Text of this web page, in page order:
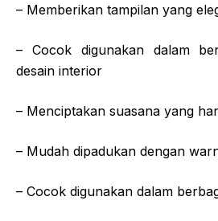
– Memberikan tampilan yang
– Cocok digunakan dalam
desain interior
– Menciptakan suasana yang
– Mudah dipadukan dengan
– Cocok digunakan dalam